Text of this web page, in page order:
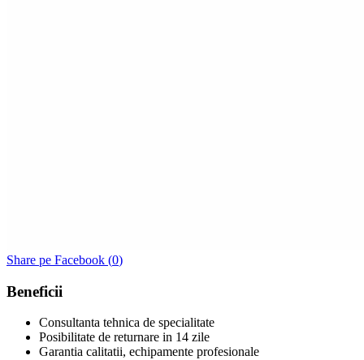
Share pe Facebook (0)
Beneficii
Consultanta tehnica de specialitate
Posibilitate de returnare in 14 zile
Garantia calitatii, echipamente profesionale